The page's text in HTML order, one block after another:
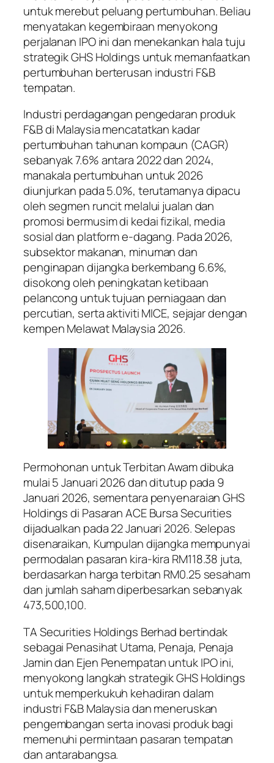
untuk merebut peluang pertumbuhan. Beliau
menyatakan kegembiraan menyokong
perjalanan IPO ini dan menekankan hala tuju
strategik GHS Holdings untuk memanfaatkan
pertumbuhan berterusan industri F&B
tempatan.
Industri perdagangan pengedaran produk
F&B di Malaysia mencatatkan kadar
pertumbuhan tahunan kompaun (CAGR)
sebanyak 7.6% antara 2022 dan 2024,
manakala pertumbuhan untuk 2026
diunjurkan pada 5.0%, terutamanya dipacu
oleh segmen runcit melalui jualan dan
promosi bermusim di kedai fizikal, media
sosial dan platform e-dagang. Pada 2026,
subsektor makanan, minuman dan
penginapan dijangka berkembang 6.6%,
disokong oleh peningkatan ketibaan
pelancong untuk tujuan perniagaan dan
percutian, serta aktiviti MICE, sejajar dengan
kempen Melawat Malaysia 2026.
Permohonan untuk Terbitan Awam dibuka
mulai 5 Januari 2026 dan ditutup pada 9
Januari 2026, sementara penyenaraian GHS
Holdings di Pasaran ACE Bursa Securities
dijadualkan pada 22 Januari 2026. Selepas
disenaraikan, Kumpulan dijangka mempunyai
permodalan pasaran kira-kira RM118.38 juta,
berdasarkan harga terbitan RM0.25 sesaham
dan jumlah saham diperbesarkan sebanyak
473,500,100.
TA Securities Holdings Berhad bertindak
sebagai Penasihat Utama, Penaja, Penaja
Jamin dan Ejen Penempatan untuk IPO ini,
menyokong langkah strategik GHS Holdings
untuk memperkukuh kehadiran dalam
industri F&B Malaysia dan meneruskan
pengembangan serta inovasi produk bagi
memenuhi permintaan pasaran tempatan
dan antarabangsa.